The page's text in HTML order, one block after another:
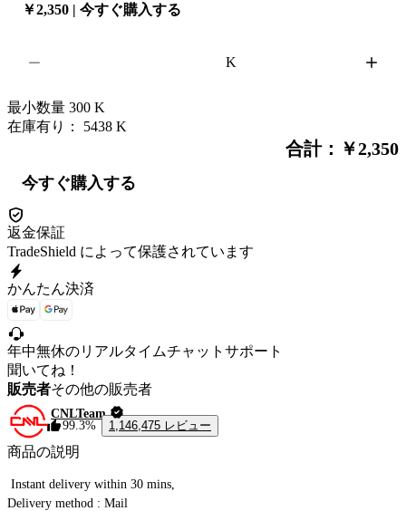
￥2,350 | 今すぐ購入する
K
最小数量 300 K
在庫有り： 5438 K
合計：￥2,350
今すぐ購入する
返金保証
TradeShield によって保護されています
かんたん決済
年中無休のリアルタイムチャットサポート
聞いてね！
販売者その他の販売者
CNLTeam
99.3%
1,146,475 レビュー
商品の説明
Instant delivery within 30 mins,
Delivery method : Mail